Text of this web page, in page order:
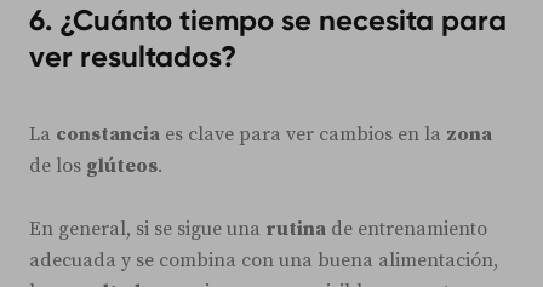
6. ¿Cuánto tiempo se necesita para
ver resultados?
La constancia es clave para ver cambios en la zona
de los glúteos.
En general, si se sigue una rutina de entrenamiento
adecuada y se combina con una buena alimentación,